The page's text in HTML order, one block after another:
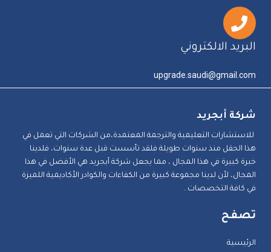
البريد الالكتروني
upgrade.saudi@gmail.com
شركة أبجريد
للاستشارات التعليمية والترجمة المعتمدة،من الشركات التي تعمل في
هذا الحقل منذ سنوات طويلة فلقد تأسست قبل عدة سنوات، فلدينا
خبرة كبيرة في هذا المجال ، مما يجعل شركة أبجريد هي الأفضل في هذا
المجال، لأن لدينا مجموعة كبيرة من الكفاءات والكوادر الأكاديمية اللميزة
في كافة التخصصات .
تصفح
الرئيسية